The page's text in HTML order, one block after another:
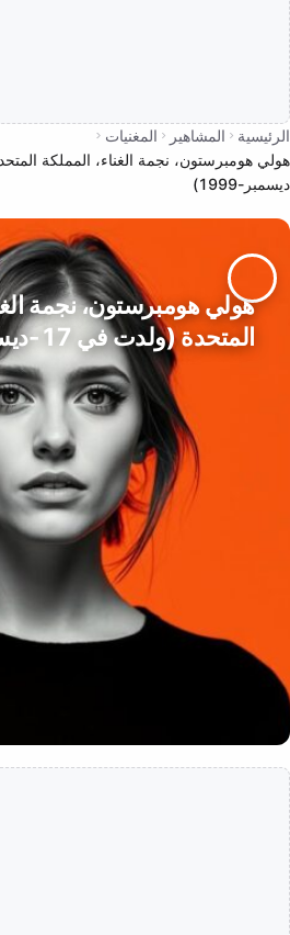
الرئيسية المشاهير
المغنيات
ديسمبر-1999)
هولي هومبرستون، نجمة
المتحدة (ولدت في 17-ديسمبر-1999)